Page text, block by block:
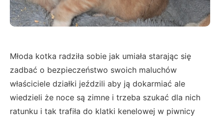
Młoda kotka radziła sobie jak umiała starając się
zadbać o bezpieczeństwo swoich maluchów
właściciele działki jeździli aby ją dokarmiać ale
wiedzieli że noce są zimne i trzeba szukać dla nich
ratunku i tak trafiła do klatki kenelowej w piwnicy